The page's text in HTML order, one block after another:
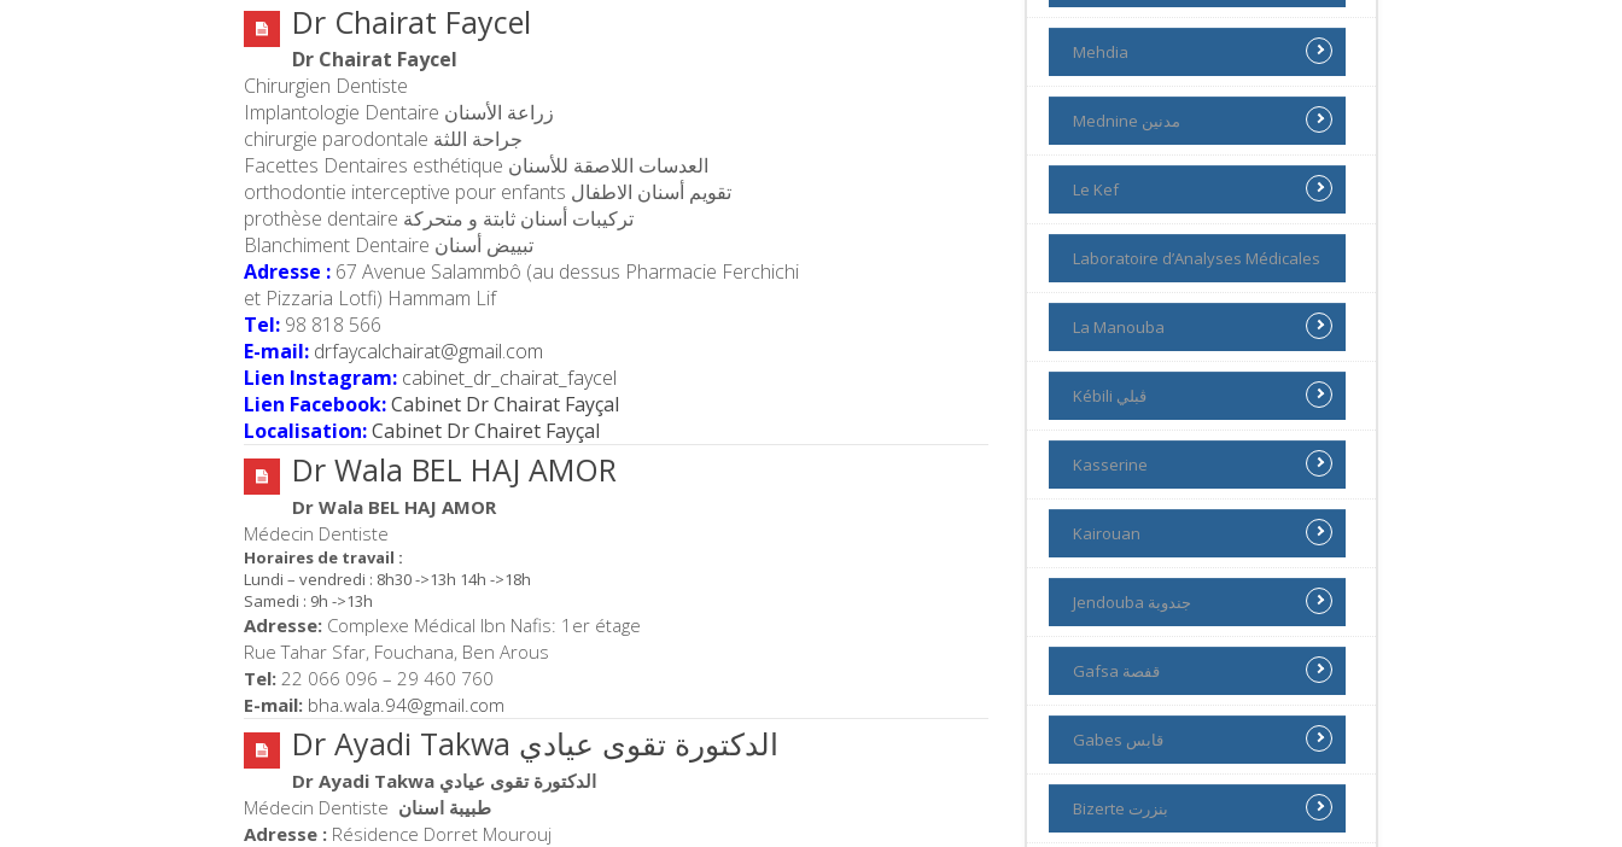
Dr Chairat Faycel
Dr Chairat Faycel
Chirurgien Dentiste
Implantologie Dentaire زراعة الأسنان
chirurgie parodontale جراحة اللثة
Facettes Dentaires esthétique العدسات اللاصقة للأسنان
orthodontie interceptive pour enfants تقويم أسنان الاطفال
prothèse dentaire تركيبات أسنان ثابتة و متحركة
Blanchiment Dentaire تبييض أسنان
Adresse : 67 Avenue Salammbô (au dessus Pharmacie Ferchichi
et Pizzaria Lotfi) Hammam Lif
Tel: 98 818 566
E-mail: drfaycalchairat@gmail.com
Lien Instagram: cabinet_dr_chairat_faycel
Lien Facebook:Cabinet Dr Chairat Fayçal
Localisation:Cabinet Dr Chairet Fayçal
Dr Wala BEL HAJ AMOR
Dr Wala BEL HAJ AMOR
Médecin Dentiste
Horaires de travail :
Lundi – vendredi : 8h30 ->13h 14h ->18h
Samedi : 9h ->13h
Adresse: Complexe Médical Ibn Nafis: 1er étage
Rue Tahar Sfar, Fouchana, Ben Arous
Tel: 22 066 096 – 29 460 760
E-mail: bha.wala.94@gmail.com
Dr Ayadi Takwa الدكتورة تقوى عيادي
Dr Ayadi Takwa الدكتورة تقوى عيادي
Médecin Dentiste طبيبة اسنان
Adresse : Résidence Dorret Mourouj
Mehdia
Mednine مدنين
Le Kef
Laboratoire d’Analyses Médicales
La Manouba
Kébili ڨبلي
Kasserine
Kairouan
Jendouba جندوبة
Gafsa قفصة
Gabes قابس
Bizerte بنزرت